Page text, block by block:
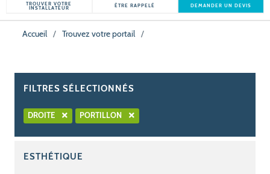
TROUVER VOTRE
INSTALLATEUR ÊTRE RAPPELÉ DEMANDER UN DEVIS
Accueil / Trouvez votre portail /
FILTRES SÉLECTIONNÉS
DROITE PORTILLON
ESTHÉTIQUE